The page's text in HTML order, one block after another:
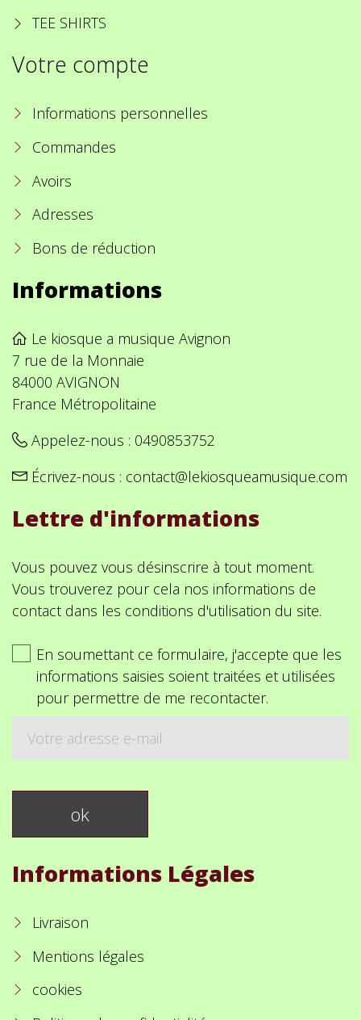
TEE SHIRTS
Votre compte
Informations personnelles
Commandes
Avoirs
Adresses
Bons de réduction
Informations
Le kiosque a musique Avignon
7 rue de la Monnaie
84000 AVIGNON
France Métropolitaine
Appelez-nous : 0490853752
Écrivez-nous : contact@lekiosqueamusique.com
Lettre d'informations
Vous pouvez vous désinscrire à tout moment.
Vous trouverez pour cela nos informations de
contact dans les conditions d'utilisation du site.
En soumettant ce formulaire, j'accepte que les
informations saisies soient traitées et utilisées
pour permettre de me recontacter.
Informations Légales
Livraison
Mentions légales
cookies